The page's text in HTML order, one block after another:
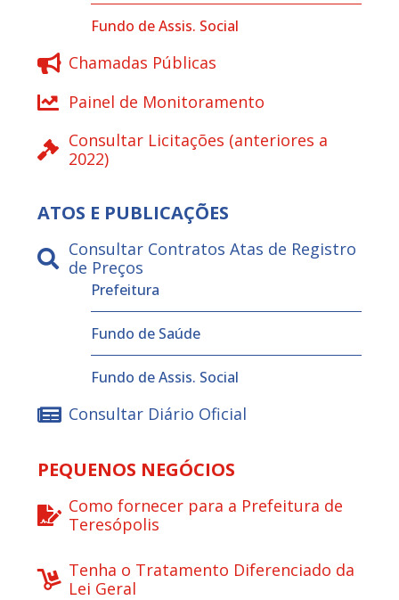
Fundo de Assis. Social
Chamadas Públicas
Painel de Monitoramento
Consultar Licitações (anteriores a
2022)
ATOS E PUBLICAÇÕES
Consultar Contratos Atas de Registro
de Preços
Prefeitura
Fundo de Saúde
Fundo de Assis. Social
Consultar Diário Oficial
PEQUENOS NEGÓCIOS
Como fornecer para a Prefeitura de
Teresópolis
Tenha o Tratamento Diferenciado da
Lei Geral